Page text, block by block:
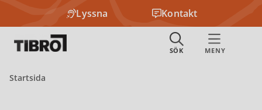
Lyssna Kontakt
Startsida